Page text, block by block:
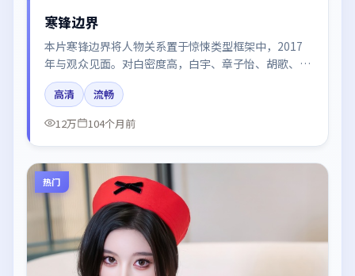
寒锋边界
本片寒锋边界将人物关系置于惊悚类型框架中，2017
年与观众见面。对白密度高，白宇、章子怡、胡歌、周
迅、雷佳音的台词节奏值得关注；整体气质偏日本都市
与冷色调摄影。
高清
流畅
12万
104个月前
热门